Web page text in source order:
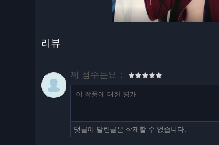
리뷰
제 점수는요：
댓글이 달린글은 삭제할 수 없습니다.